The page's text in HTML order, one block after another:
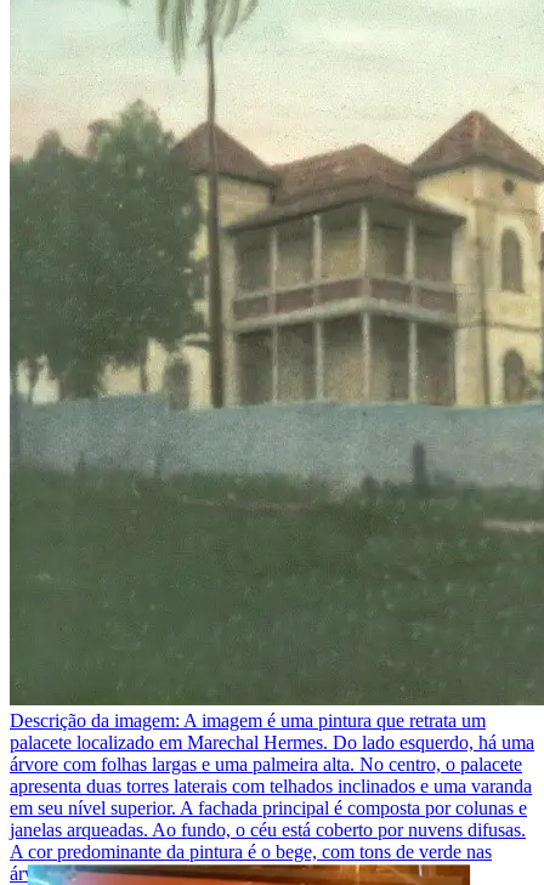
Descrição da imagem: A imagem é uma pintura que retrata um
palacete localizado em Marechal Hermes. Do lado esquerdo, há uma
árvore com folhas largas e uma palmeira alta. No centro, o palacete
apresenta duas torres laterais com telhados inclinados e uma varanda
em seu nível superior. A fachada principal é composta por colunas e
janelas arqueadas. Ao fundo, o céu está coberto por nuvens difusas.
A cor predominante da pintura é o bege, com tons de verde nas
árvores e azul claro no céu.